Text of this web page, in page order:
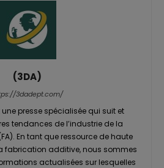
(3DA)
3dadept.com/
une presse spécialisée qui suit et
tendances de l’industrie de la
En tant que ressource de haute
fabrication additive, nous sommes
actualisées sur lesquelles